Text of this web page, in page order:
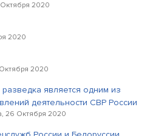
2020
2020
2020
является одним из
деятельности СВР России
26 Октября 2020